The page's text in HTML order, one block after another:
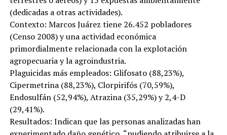
(dedicadas a otras actividades).
Contexto: Marcos Juárez tiene 26.452 pobladores
(Censo 2008) y una actividad económica
primordialmente relacionada con la explotación
agropecuaria y la agroindustria.
Plaguicidas más empleados: Glifosato (88,23%),
Cipermetrina (88,23%), Clorpirifós (70,59%),
Endosulfán (52,94%), Atrazina (35,29%) y 2,4-D
(29,41%).
Resultados: Indican que las personas analizadas han